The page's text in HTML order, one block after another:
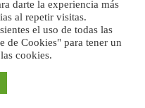
darte la experiencia más
al repetir visitas.
el uso de todas las
de Cookies" para tener un
cookies.